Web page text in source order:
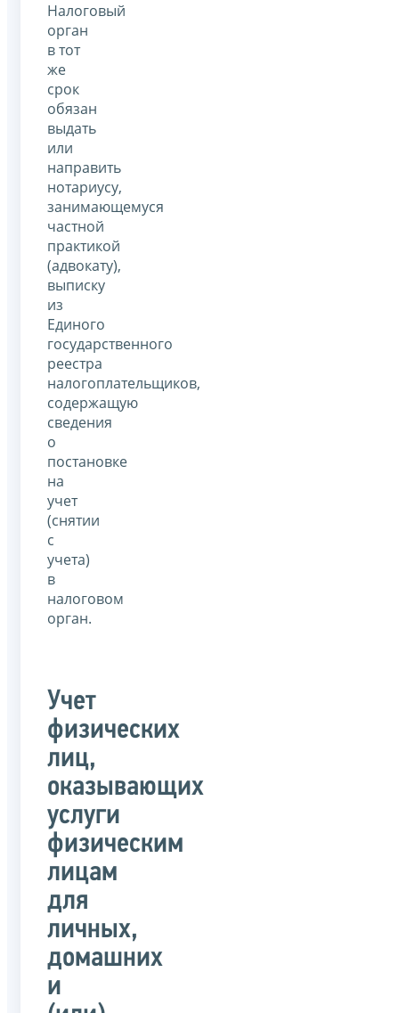
Налоговый
орган
в тот
же
срок
обязан
выдать
или
направить
нотариусу,
занимающемуся
частной
практикой
(адвокату),
выписку
из
Единого
государственного
реестра
налогоплательщиков,
содержащую
сведения
о
постановке
на
учет
(снятии
с
учета)
в
налоговом
орган.
Учет
физических
лиц,
оказывающих
услуги
физическим
лицам
для
личных,
домашних
и